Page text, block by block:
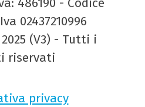
02437210996
(V3) - Tutti i
riservati
privacy